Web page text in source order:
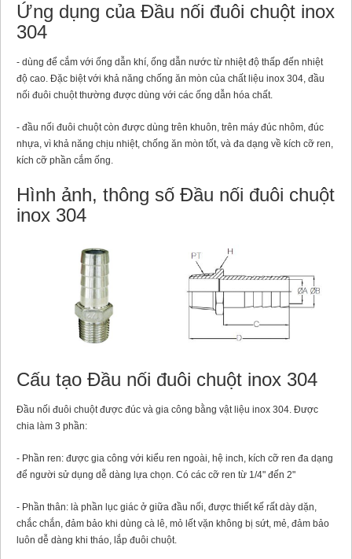
Ứng dụng của Đầu nối đuôi chuột inox
304
- dùng để cắm với ống dẫn khí, ống dẫn nước từ nhiệt độ thấp đến nhiệt
độ cao. Đặc biệt với khả năng chống ăn mòn của chất liệu inox 304, đầu
nối đuôi chuột thường được dùng với các ống dẫn hóa chất.
- đầu nối đuôi chuột còn được dùng trên khuôn, trên máy đúc nhôm, đúc
nhựa, vì khả năng chịu nhiệt, chống ăn mòn tốt, và đa dạng về kích cỡ ren,
kích cỡ phần cắm ống.
Hình ảnh, thông số Đầu nối đuôi chuột
inox 304
Cấu tạo Đầu nối đuôi chuột inox 304
Đầu nối đuôi chuột được đúc và gia công bằng vật liệu inox 304. Được
chia làm 3 phần:
- Phần ren: được gia công với kiểu ren ngoài, hệ inch, kích cỡ ren đa dạng
để người sử dụng dễ dàng lựa chọn. Có các cỡ ren từ 1/4" đến 2"
- Phần thân: là phần lục giác ở giữa đầu nối, được thiết kế rất dày dặn,
chắc chắn, đảm bảo khi dùng cà lê, mỏ lết vặn không bị sứt, mẻ, đảm bảo
luôn dễ dàng khi tháo, lắp đuôi chuột.